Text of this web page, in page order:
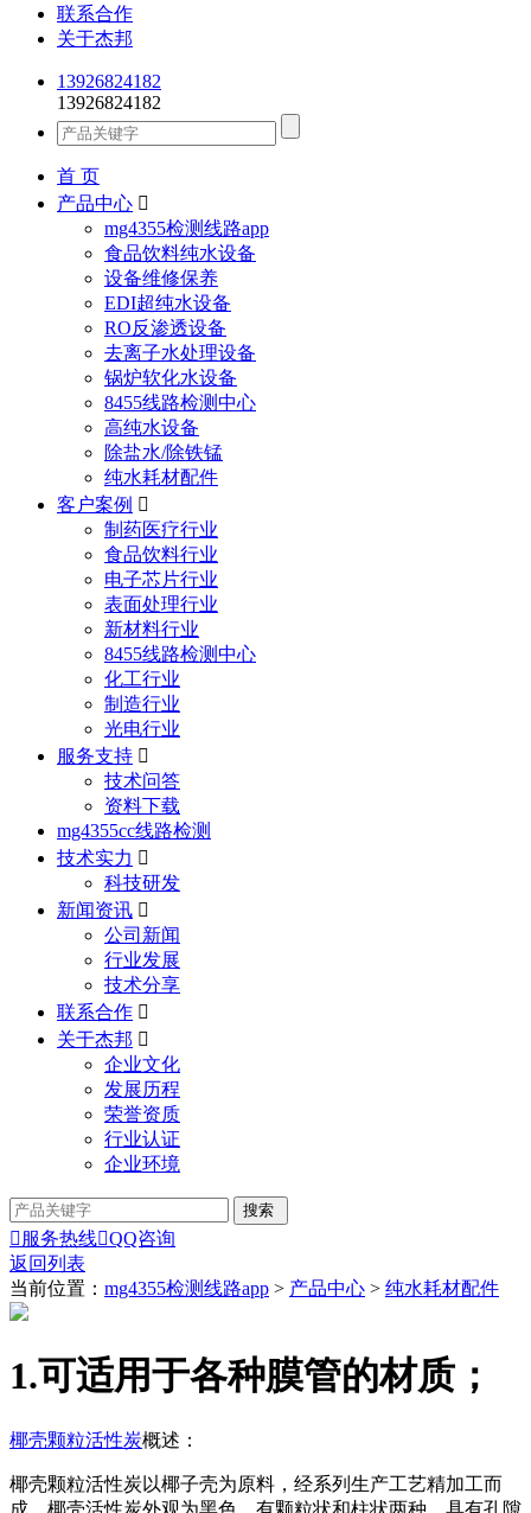
联系合作
关于杰邦
13926824182
13926824182
首 页
产品中心 
mg4355检测线路app
食品饮料纯水设备
设备维修保养
EDI超纯水设备
RO反渗透设备
去离子水处理设备
锅炉软化水设备
8455线路检测中心
高纯水设备
除盐水/除铁锰
纯水耗材配件
客户案例 
制药医疗行业
食品饮料行业
电子芯片行业
表面处理行业
新材料行业
8455线路检测中心
化工行业
制造行业
光电行业
服务支持 
技术问答
资料下载
mg4355cc线路检测
技术实力 
科技研发
新闻资讯 
公司新闻
行业发展
技术分享
联系合作 
关于杰邦 
企业文化
发展历程
荣誉资质
行业认证
企业环境
 服务热线QQ咨询
返回列表
当前位置： mg4355检测线路app > 产品中心 > 纯水耗材配件
1.可适用于各种膜管的材质；
椰壳颗粒活性炭概述：
椰壳颗粒活性炭以椰子壳为原料，经系列生产工艺精加工而
成。椰壳活性炭外观为黑色，有颗粒状和柱状两种，具有孔隙